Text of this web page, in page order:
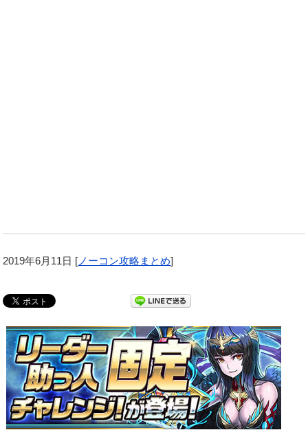
2019年6月11日 [ ノーコン攻略まとめ]